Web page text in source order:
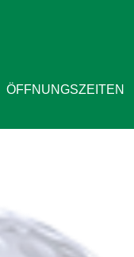
ÖFFNUNGSZEITEN